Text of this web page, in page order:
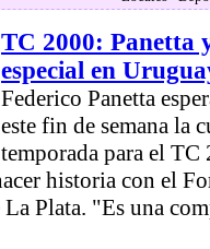
TC 2000: Panetta
especial en
Federico Panetta
este fin de semana la
temporada para el
historia con el
Plata. "Es una